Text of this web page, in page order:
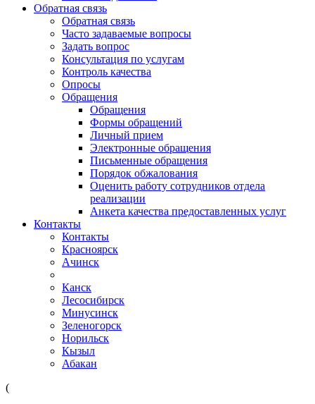
Обратная связь
Обратная связь
Часто задаваемые вопросы
Задать вопрос
Консультация по услугам
Контроль качества
Опросы
Обращения
Обращения
Формы обращений
Личный прием
Электронные обращения
Письменные обращения
Порядок обжалования
Оценить работу сотрудников отдела
реализации
Анкета качества предоставленных услуг
Контакты
Контакты
Красноярск
Ачинск
Канск
Лесосибирск
Минусинск
Зеленогорск
Норильск
Кызыл
Абакан
(